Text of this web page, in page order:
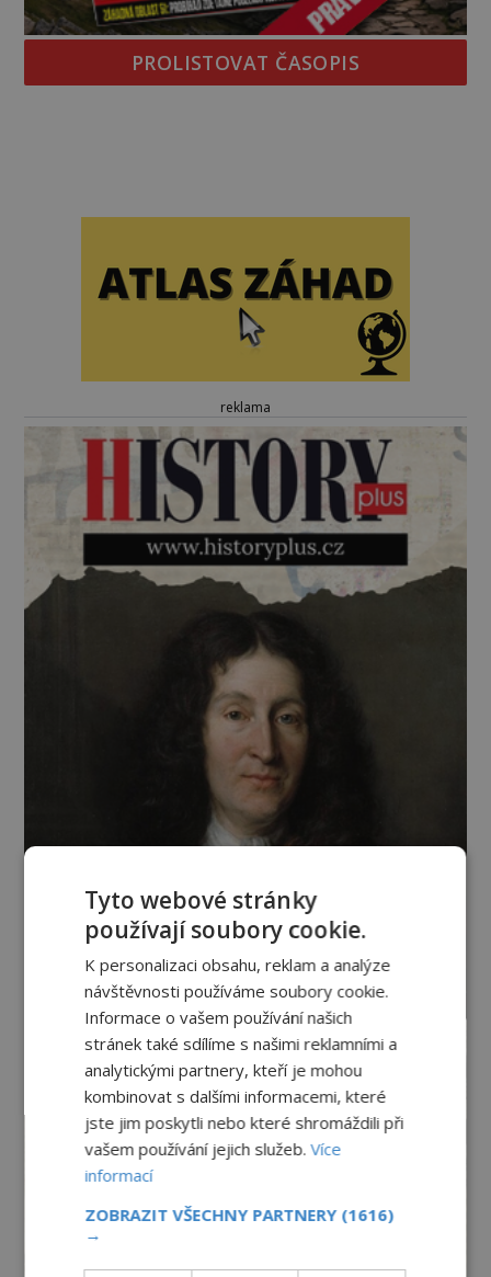
PROLISTOVAT ČASOPIS
reklama
Tyto webové stránky
používají soubory cookie.
K personalizaci obsahu, reklam a analýze
návštěvnosti používáme soubory cookie.
Informace o vašem používání našich
stránek také sdílíme s našimi reklamními a
analytickými partnery, kteří je mohou
kombinovat s dalšími informacemi, které
jste jim poskytli nebo které shromáždili při
vašem používání jejich služeb.Více
informací
ZOBRAZIT VŠECHNY PARTNERY (1616)
→